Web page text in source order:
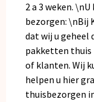
2 a 3 weken.
bezorgen: \nBij
dat wij u geheel
pakketten thuis
of klanten. Wij
helpen u hier
thuisbezorgen